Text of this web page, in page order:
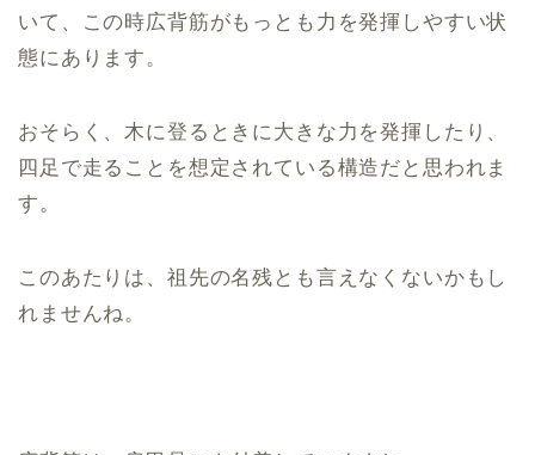
いて、この時広背筋がもっとも力を発揮しやすい状
態にあります。
おそらく、木に登るときに大きな力を発揮したり、
四足で走ることを想定されている構造だと思われま
す。
このあたりは、祖先の名残とも言えなくないかもし
れませんね。